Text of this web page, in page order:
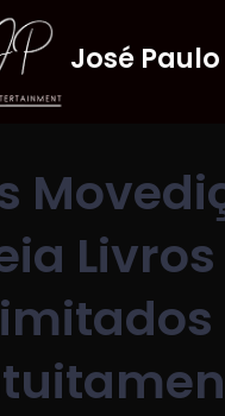
José Paulo
Livros